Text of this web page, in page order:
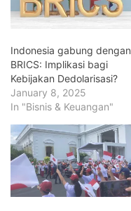
Indonesia gabung dengan
BRICS: Implikasi bagi
Kebijakan Dedolarisasi?
January 8, 2025
In "Bisnis & Keuangan"